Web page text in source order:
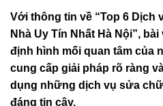
Với thông tin về “Top 6 Dịch
Nhà Uy Tín Nhất Hà Nội”,
định hình mối quan tâm của
cung cấp giải pháp rõ ràng
dụng những dịch vụ sửa
đáng tin cậy.